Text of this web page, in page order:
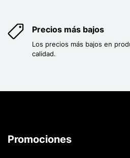
Precios más bajos
Los precios más bajos en
calidad.
Promociones